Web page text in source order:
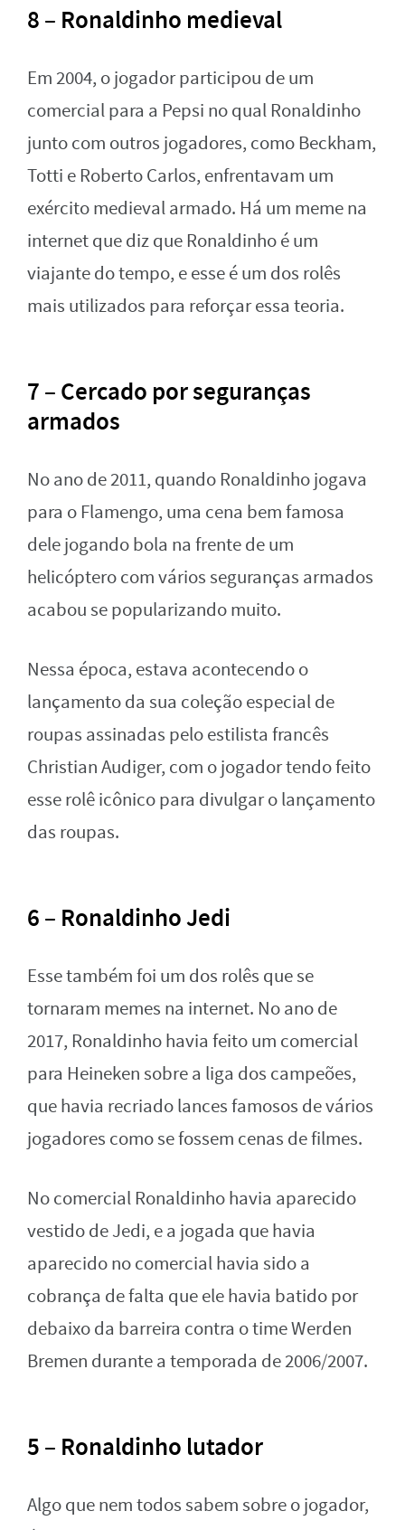
8 – Ronaldinho medieval
Em 2004, o jogador participou de um
comercial para a Pepsi no qual Ronaldinho
junto com outros jogadores, como Beckham,
Totti e Roberto Carlos, enfrentavam um
exército medieval armado. Há um meme na
internet que diz que Ronaldinho é um
viajante do tempo, e esse é um dos rolês
mais utilizados para reforçar essa teoria.
7 – Cercado por seguranças
armados
No ano de 2011, quando Ronaldinho jogava
para o Flamengo, uma cena bem famosa
dele jogando bola na frente de um
helicóptero com vários seguranças armados
acabou se popularizando muito.
Nessa época, estava acontecendo o
lançamento da sua coleção especial de
roupas assinadas pelo estilista francês
Christian Audiger, com o jogador tendo feito
esse rolê icônico para divulgar o lançamento
das roupas.
6 – Ronaldinho Jedi
Esse também foi um dos rolês que se
tornaram memes na internet. No ano de
2017, Ronaldinho havia feito um comercial
para Heineken sobre a liga dos campeões,
que havia recriado lances famosos de vários
jogadores como se fossem cenas de filmes.
No comercial Ronaldinho havia aparecido
vestido de Jedi, e a jogada que havia
aparecido no comercial havia sido a
cobrança de falta que ele havia batido por
debaixo da barreira contra o time Werden
Bremen durante a temporada de 2006/2007.
5 – Ronaldinho lutador
Algo que nem todos sabem sobre o jogador,